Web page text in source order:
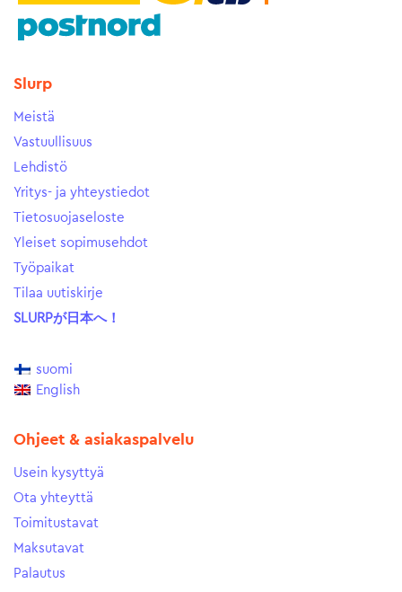
Slurp
Meistä
Vastuullisuus
Lehdistö
Yritys- ja yhteystiedot
Tietosuojaseloste
Yleiset sopimusehdot
Työpaikat
Tilaa uutiskirje
SLURPが日本へ！
suomi
English
Ohjeet & asiakaspalvelu
Usein kysyttyä
Ota yhteyttä
Toimitustavat
Maksutavat
Palautus